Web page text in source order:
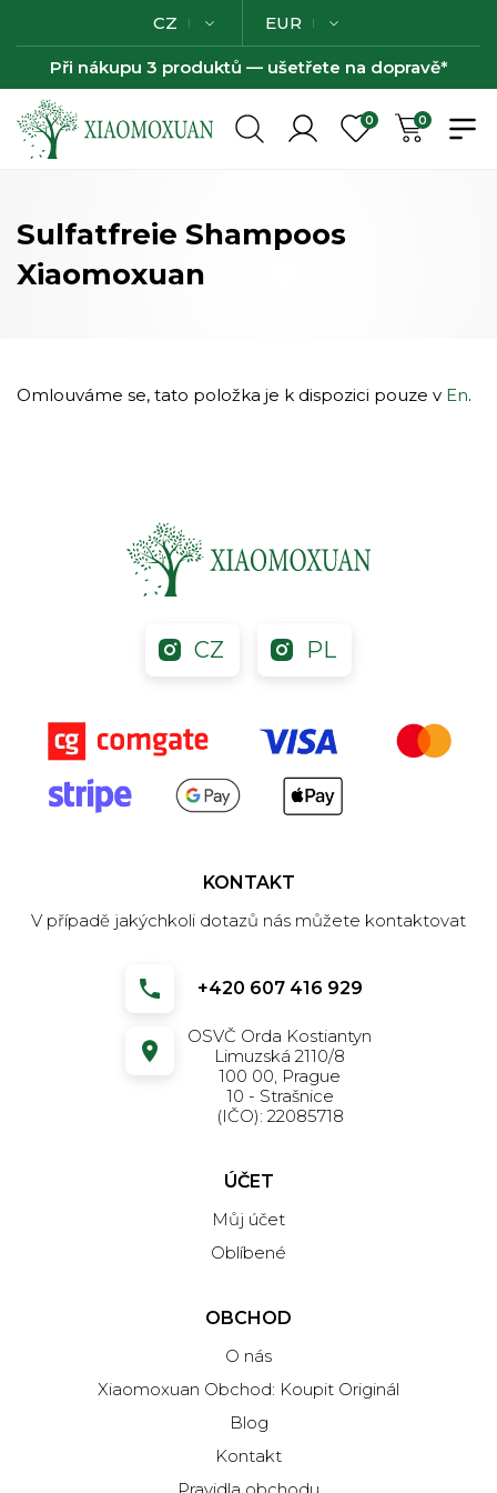
CZ EUR
Při nákupu 3 produktů — ušetřete na dopravě*
0 0
Sulfatfreie Shampoos
Xiaomoxuan
Omlouváme se, tato položka je k dispozici pouze v En.
CZ PL
KONTAKT
V případě jakýchkoli dotazů nás můžete kontaktovat
+420 607 416 929
OSVČ Orda Kostiantyn
Limuzská 2110/8
100 00, Prague
10 - Strašnice
(IČO): 22085718
ÚČET
Můj účet
Oblíbené
OBCHOD
O nás
Xiaomoxuan Obchod: Koupit Originál
Blog
Kontakt